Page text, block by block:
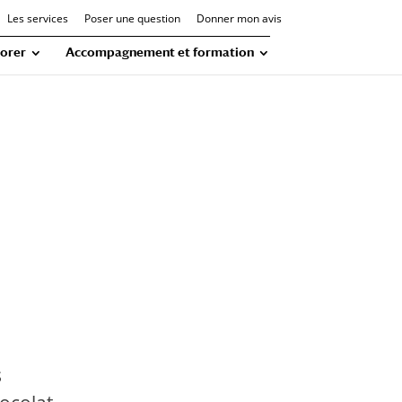
Les services Poser une question Donner mon avis
Accompagnement et formation